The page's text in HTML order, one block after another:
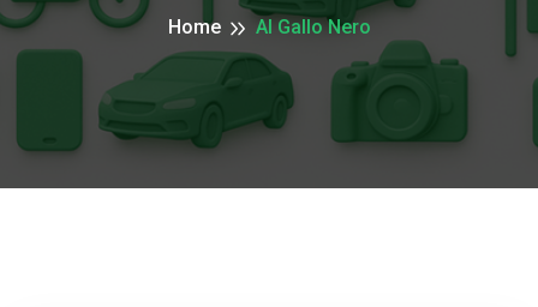
Home Al Gallo Nero